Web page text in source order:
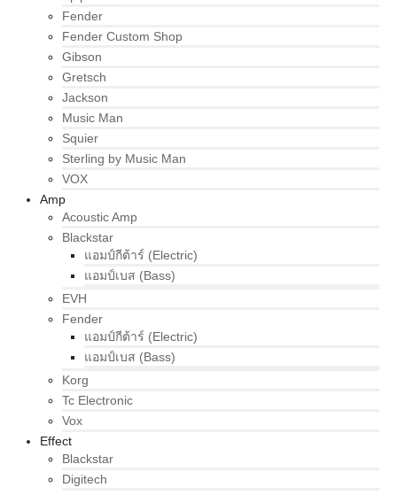
Fender
Fender Custom Shop
Gibson
Gretsch
Jackson
Music Man
Squier
Sterling by Music Man
VOX
Amp
Acoustic Amp
Blackstar
แอมป์กีต้าร์ (Electric)
แอมป์เบส (Bass)
EVH
Fender
แอมป์กีต้าร์ (Electric)
แอมป์เบส (Bass)
Korg
Tc Electronic
Vox
Effect
Blackstar
Digitech